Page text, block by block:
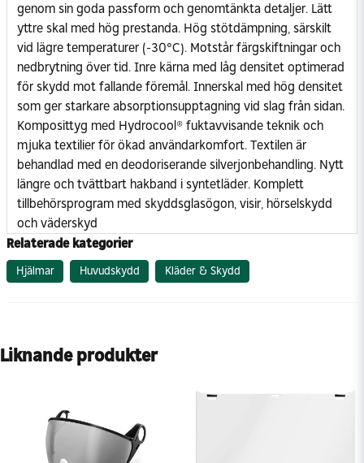
genom sin goda passform och genomtänkta detaljer. Lätt
yttre skal med hög prestanda. Hög stötdämpning, särskilt
vid lägre temperaturer (-30°C). Motstår färgskiftningar och
nedbrytning över tid. Inre kärna med låg densitet optimerad
för skydd mot fallande föremål. Innerskal med hög densitet
som ger starkare absorptionsupptagning vid slag från sidan.
Komposittyg med Hydrocool® fuktavvisande teknik och
mjuka textilier för ökad användarkomfort. Textilen är
behandlad med en deodoriserande silverjonbehandling. Nytt
längre och tvättbart hakband i syntetläder. Komplett
tillbehörsprogram med skyddsglasögon, visir, hörselskydd
och väderskyd
Relaterade kategorier
Hjälmar Huvudskydd Kläder & Skydd
Liknande produkter